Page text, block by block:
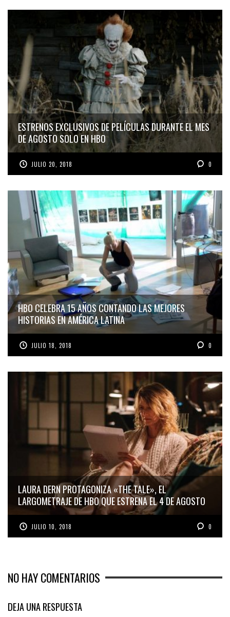
ESTRENOS EXCLUSIVOS DE PELÍCULAS DURANTE EL MES
DE AGOSTO SOLO EN HBO
JULIO 20, 2018 0
HBO CELEBRA 15 AÑOS CONTANDO LAS MEJORES
HISTORIAS EN AMÉRICA LATINA
JULIO 18, 2018 0
LAURA DERN PROTAGONIZA «THE TALE», EL
LARGOMETRAJE DE HBO QUE ESTRENA EL 4 DE AGOSTO
JULIO 10, 2018 0
NO HAY COMENTARIOS
DEJA UNA RESPUESTA